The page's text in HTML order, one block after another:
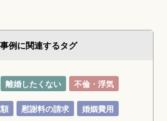
例に関連するタグ
離婚したくない 不倫・浮気
慰謝料の請求 婚姻費用